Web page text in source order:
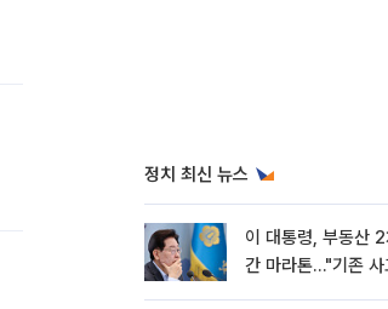
정치 최신 뉴스
이 대통령, 부동산
간 마라톤…"기존 사